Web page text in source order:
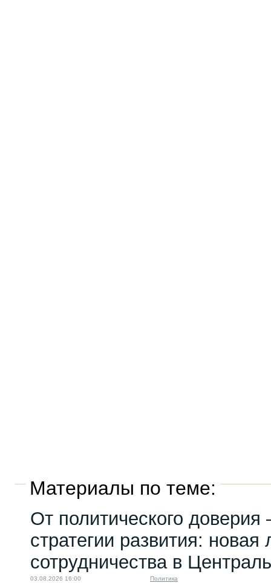
Материалы по теме:
От политического
стратегии развития: новая
сотрудничества в
03.08.2026 16:00 Политика